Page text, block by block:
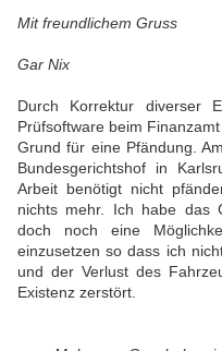
Mit freundlichem Gruss
Gar Nix
Durch Korrektur diverser
Prüfsoftware beim
Grund für eine Pfändung. Am
Bundesgerichtshof in
Arbeit benötigt nicht
nichts mehr. Ich habe das
doch noch eine
einzusetzen so dass ich
und der Verlust des
Existenz zerstört.